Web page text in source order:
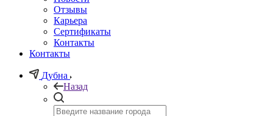
Отзывы
Карьера
Сертификаты
Контакты
Контакты
Дубна
Назад